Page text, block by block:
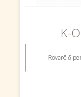
K-
Rovarölő